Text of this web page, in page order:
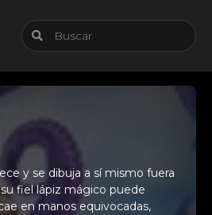
y se dibuja a sí mismo fuera
fiel lápiz mágico puede
en manos equivocadas,